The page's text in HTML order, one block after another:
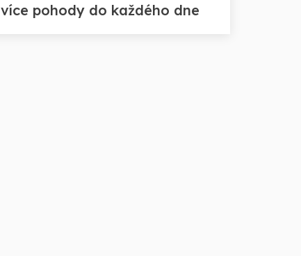
více pohody do každého dne